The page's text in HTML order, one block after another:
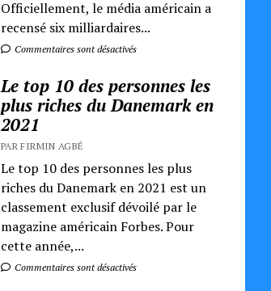
Officiellement, le média américain a
recensé six milliardaires...
Commentaires sont désactivés
Le top 10 des personnes les
plus riches du Danemark en
2021
PAR FIRMIN AGBÉ
Le top 10 des personnes les plus
riches du Danemark en 2021 est un
classement exclusif dévoilé par le
magazine américain Forbes. Pour
cette année,...
Commentaires sont désactivés